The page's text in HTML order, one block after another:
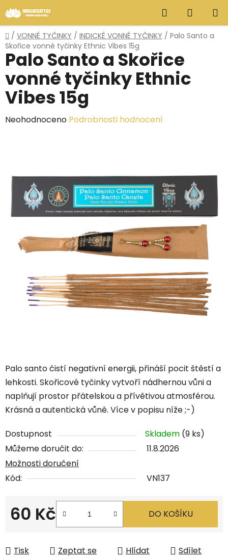
na
obsah
Hledat
KOŠÍK
Domů
/ VONNÉ TYČINKY / INDICKÉ VONNÉ TYČINKY / Palo Santo a
Skořice vonné tyčinky Ethnic Vibes 15g
Palo santo čistí negativní energii, přináší pocit štěstí a
lehkosti. Skořicové tyčinky vytvoří nádhernou vůni a
naplňují prostor přátelskou a přívětivou atmosférou.
Krásná a autentická vůně. Více v popisu níže ;-)
Dostupnost Skladem (9 ks)
Můžeme doručit do:
11.8.2026
Možnosti doručení
Kód:
VN137
60 Kč
Měrná cena:
DO KOŠÍKU
Tisk Zeptat se Hlídat Sdílet
Palo Santo a Skořice
vonné tyčinky Ethnic
Vibes 15g
Průměrné
0,0
hvězdiček.
Neohodnoceno Podrobnosti hodnocení